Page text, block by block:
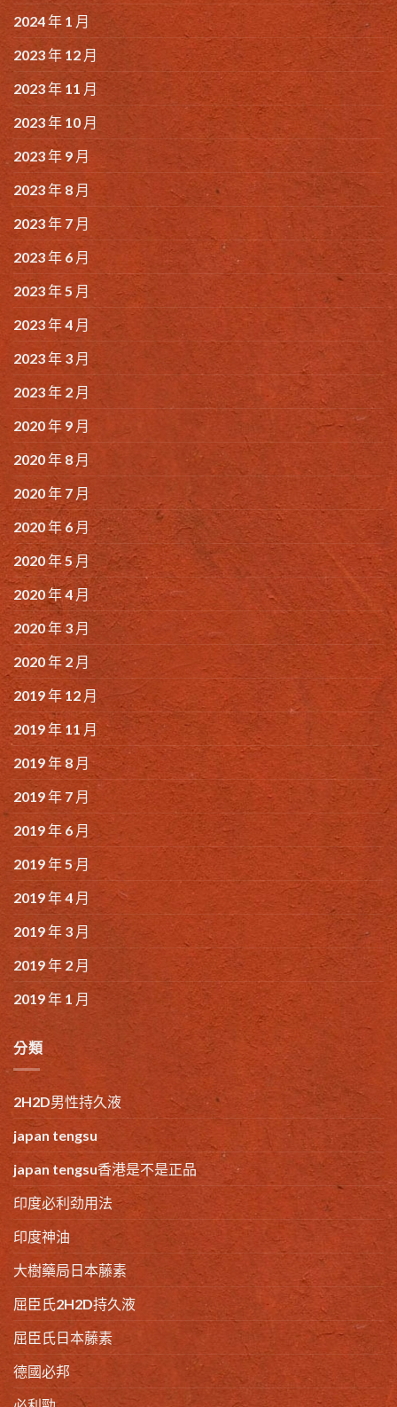
2024 年 1 月
2023 年 12 月
2023 年 11 月
2023 年 10 月
2023 年 9 月
2023 年 8 月
2023 年 7 月
2023 年 6 月
2023 年 5 月
2023 年 4 月
2023 年 3 月
2023 年 2 月
2020 年 9 月
2020 年 8 月
2020 年 7 月
2020 年 6 月
2020 年 5 月
2020 年 4 月
2020 年 3 月
2020 年 2 月
2019 年 12 月
2019 年 11 月
2019 年 8 月
2019 年 7 月
2019 年 6 月
2019 年 5 月
2019 年 4 月
2019 年 3 月
2019 年 2 月
2019 年 1 月
分類
2H2D男性持久液
japan tengsu
japan tengsu香港是不是正品
印度必利劲用法
印度神油
大樹藥局日本藤素
屈臣氏2H2D持久液
屈臣氏日本藤素
德國必邦